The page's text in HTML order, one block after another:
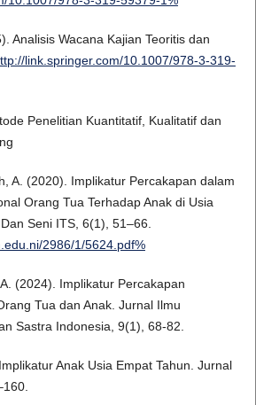
Analisis Wacana Kajian Teoritis dan
link.springer.com/10.1007/978-3-319-
Penelitian Kuantitatif, Kualitatif dan
A. (2020). Implikatur Percakapan dalam
Orang Tua Terhadap Anak di Usia
Seni ITS, 6(1), 51–66.
2986/1/5624.pdf%
(2024). Implikatur Percakapan
Tua dan Anak. Jurnal Ilmu
Sastra Indonesia, 9(1), 68-82.
Anak Usia Empat Tahun. Jurnal